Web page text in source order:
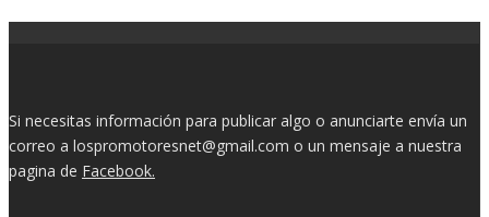
Si necesitas información para publicar algo o anunciarte envía un
correo a lospromotoresnet@gmail.com o un mensaje a nuestra
pagina de Facebook.